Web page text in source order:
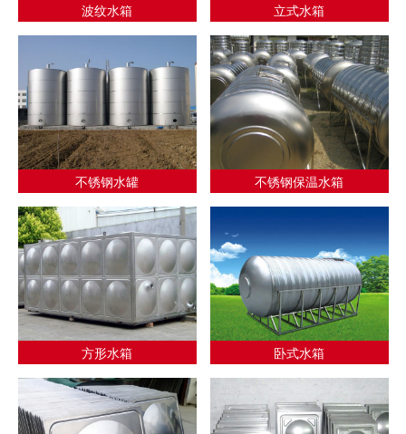
波纹水箱 立式水箱
不锈钢水罐 不锈钢保温水箱
方形水箱 卧式水箱